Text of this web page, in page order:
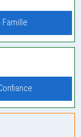
Famille